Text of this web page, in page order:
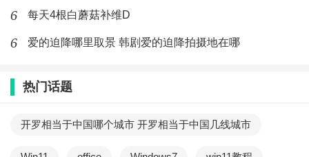
6 每天4根白蘑菇补维D
6 爱的迫降哪里取景 韩剧爱的迫降拍摄地在哪
热门话题
开罗相当于中国哪个城市 开罗相当于中国几线城市